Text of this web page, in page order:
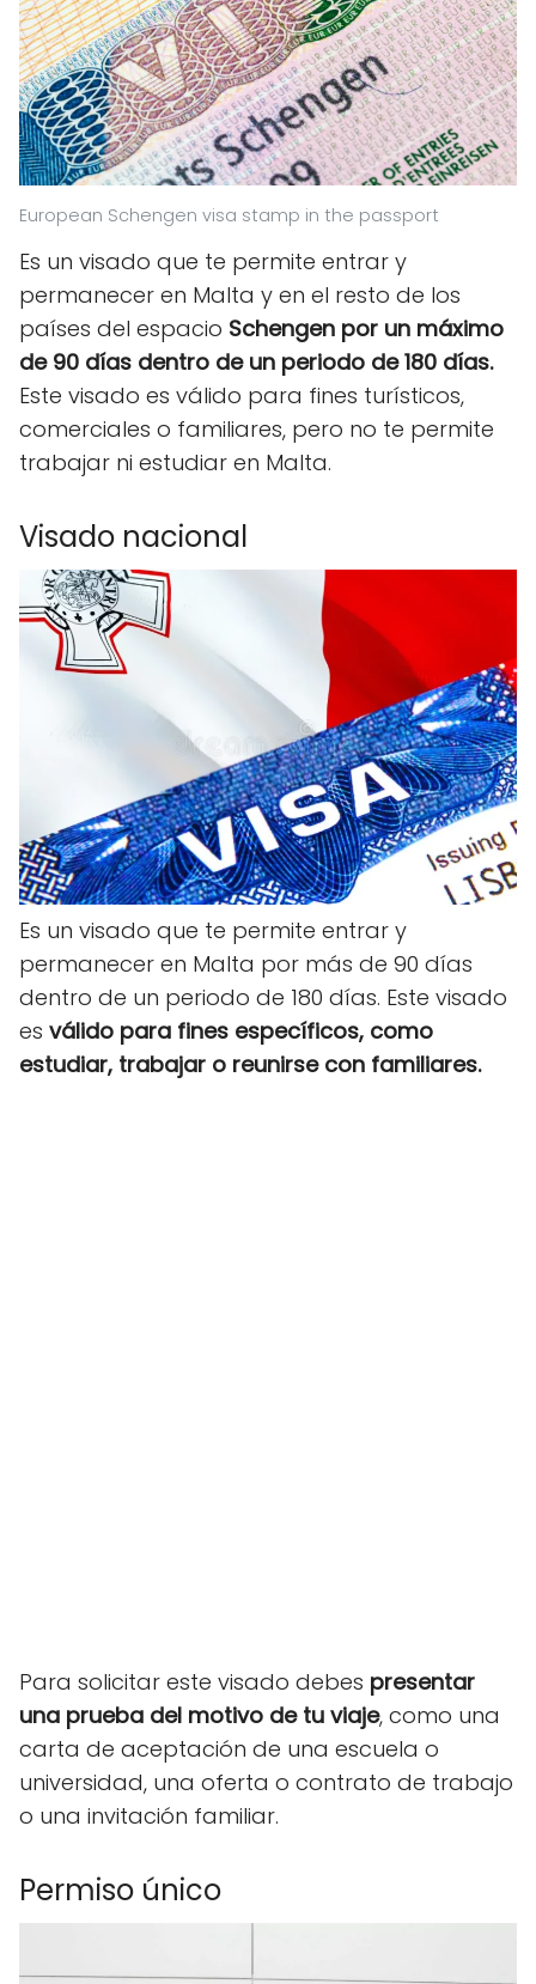
European Schengen visa stamp in the passport
Es un visado que te permite entrar y
permanecer en Malta y en el resto de los
países del espacio Schengen por un máximo
de 90 días dentro de un periodo de 180 días.
Este visado es válido para fines turísticos,
comerciales o familiares, pero no te permite
trabajar ni estudiar en Malta.
Visado nacional
Es un visado que te permite entrar y
permanecer en Malta por más de 90 días
dentro de un periodo de 180 días. Este visado
es válido para fines específicos, como
estudiar, trabajar o reunirse con familiares.
Para solicitar este visado debes presentar
una prueba del motivo de tu viaje, como una
carta de aceptación de una escuela o
universidad, una oferta o contrato de trabajo
o una invitación familiar.
Permiso único